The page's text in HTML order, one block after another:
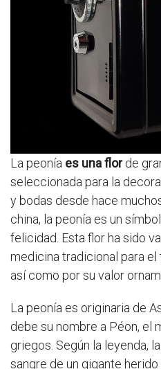
La peonía es una florde
seleccionada para la
y bodas desde hace
china, la peonía es un
felicidad. Esta flor ha sido
medicina tradicional para
así como por su valor
La peonía es originaria de
debe su nombre a Péon, el
griegos. Según la leyenda,
sangre de un gigante